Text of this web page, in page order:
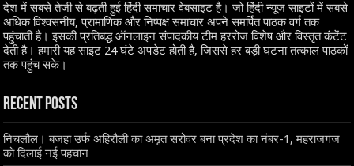
देश में सबसे तेजी से बढ़ती हुई हिंदी समाचार वेबसाइट है। जो हिंदी न्यूज साइटों में सबसे
अधिक विश्वसनीय, प्रामाणिक और निष्पक्ष समाचार अपने समर्पित पाठक वर्ग तक
पहुंचाती है। इसकी प्रतिबद्ध ऑनलाइन संपादकीय टीम हररोज विशेष और विस्तृत कंटेंट
देती है। हमारी यह साइट 24 घंटे अपडेट होती है, जिससे हर बड़ी घटना तत्काल पाठकों
तक पहुंच सके।
Recent Posts
निचलौल। बजहा उर्फ अहिरौली का अमृत सरोवर बना प्रदेश का नंबर-1, महराजगंज
को दिलाई नई पहचान